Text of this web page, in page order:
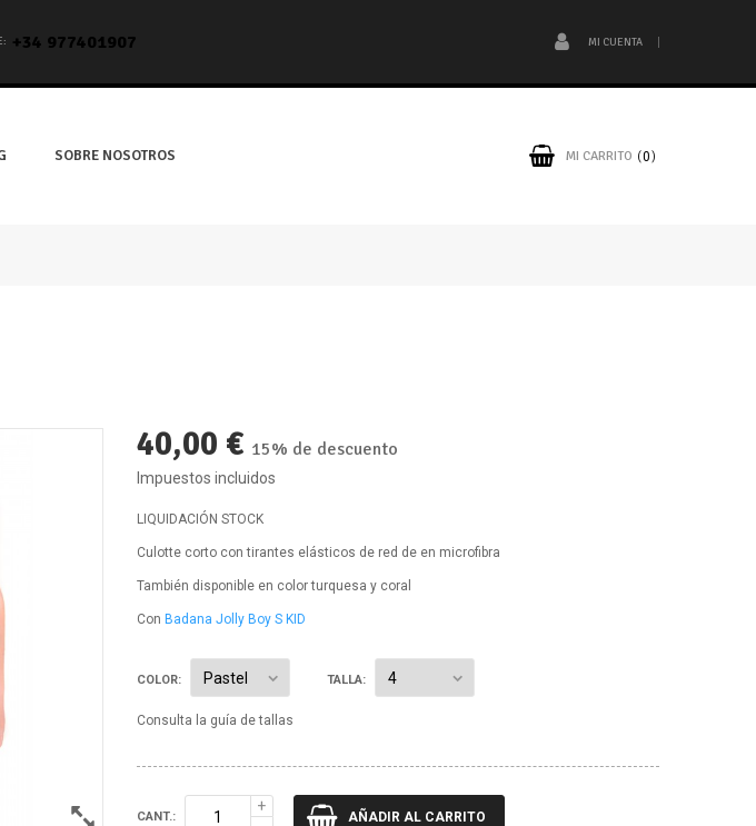
+34 977401907 MI CUENTA
SOBRE NOSOTROS 0
MI CARRITO
40,00 € 15% de descuento
Impuestos incluidos
LIQUIDACIÓN STOCK
Culotte corto con tirantes elásticos de red de en microfibra
También disponible en color turquesa y coral
Con Badana Jolly Boy S KID
COLOR: TALLA:
Consulta la guía de tallas
CANT.: AÑADIR AL CARRITO